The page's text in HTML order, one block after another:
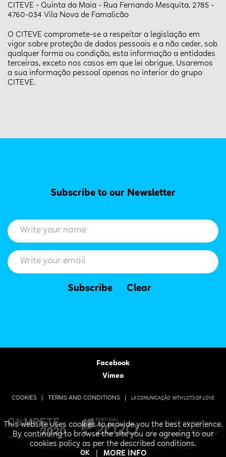
CITEVE - Quinta da Maia - Rua Fernando Mesquita, 2785 -
4760-034 Vila Nova de Famalicão
O CITEVE compromete-se a respeitar a legislação em
vigor sobre proteção de dados pessoais e a não ceder, sob
qualquer forma ou condição, esta informação a entidades
terceiras, exceto nos casos em que lei obrigue. Usaremos
a sua informação pessoal apenas no interior do grupo
CITEVE.
This website uses cookies to provide you the best experience.
By continuing to browse the site you are agreeing to our
cookies policy as per the described conditions.
OK MORE INFO
Subscribe to our Newsletter
Subscribe Clear
Facebook
Vimeo
COOKIES | TERMS AND CONDITIONS | LK COMUNICAÇÃO WITH LOTS OF LOVE